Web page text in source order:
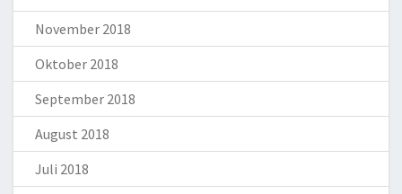
November 2018
Oktober 2018
September 2018
August 2018
Juli 2018